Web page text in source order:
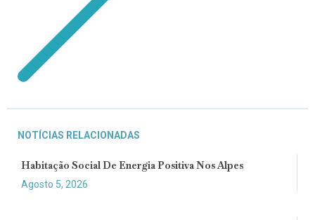
NOTÍCIAS RELACIONADAS
Habitação Social De Energia Positiva Nos Alpes
Agosto 5, 2026